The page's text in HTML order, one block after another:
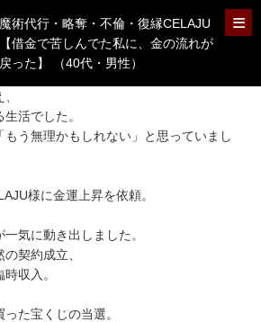
魔術代行・略奪・不倫・復縁CELAJU
【借金で苦しんでた私に、金の流れが
戻った】 （40代・男性）
活でした。
う無理かもしれない」と思っていまし
様に金運上昇を依頼。
気に動き出しました。
契約成立、
収入。
た宝くじの当選。